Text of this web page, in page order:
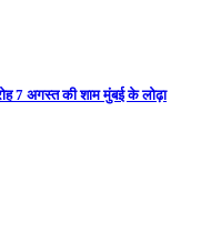
7 अगस्त की शाम मुंबई के लोढ़ा